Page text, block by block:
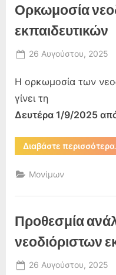
Ορκωμοσία
εκπαιδευτικών
Posted
26 Αυγούστου, 2025
Η ορκωμοσία των
γίνει τη
Δευτέρα 1/9/2025
Διαβάστε
Μονίμων
Προθεσμία
νεοδιόριστων
Posted
26 Αυγούστου, 2025